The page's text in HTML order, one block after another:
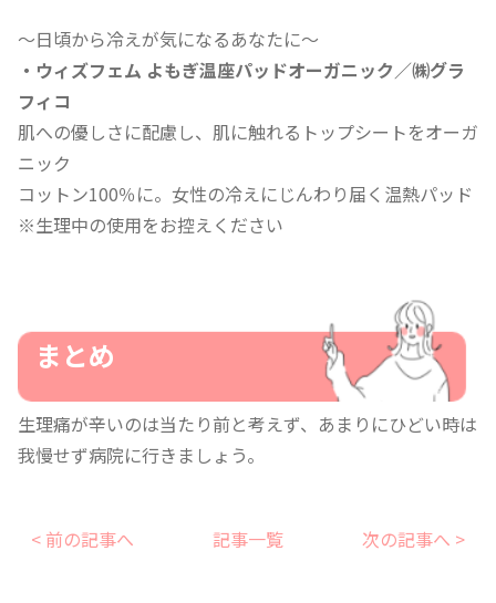
～日頃から冷えが気になるあなたに～
・ウィズフェム よもぎ温座パッドオーガニック／㈱グラ
フィコ
肌への優しさに配慮し、肌に触れるトップシートをオーガ
ニック
コットン100％に。女性の冷えにじんわり届く温熱パッド
※生理中の使用をお控えください
まとめ
生理痛が辛いのは当たり前と考えず、あまりにひどい時は
我慢せず病院に行きましょう。
< 前の記事へ 記事一覧 次の記事へ >